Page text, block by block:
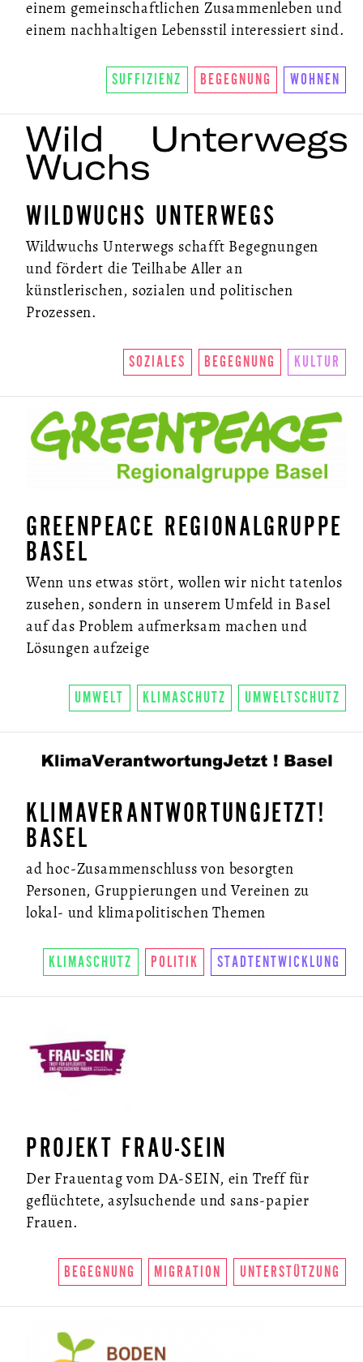
einem gemeinschaftlichen Zusammenleben und
einem nachhaltigen Lebensstil interessiert sind.
SUFFIZIENZ BEGEGNUNG WOHNEN
WILDWUCHS UNTERWEGS
Wildwuchs Unterwegs schafft Begegnungen
und fördert die Teilhabe Aller an
künstlerischen, sozialen und politischen
Prozessen.
SOZIALES BEGEGNUNG KULTUR
GREENPEACE REGIONALGRUPPE
BASEL
Wenn uns etwas stört, wollen wir nicht tatenlos
zusehen, sondern in unserem Umfeld in Basel
auf das Problem aufmerksam machen und
Lösungen aufzeige
UMWELT KLIMASCHUTZ UMWELTSCHUTZ
KLIMAVERANTWORTUNGJETZT!
BASEL
ad hoc-Zusammenschluss von besorgten
Personen, Gruppierungen und Vereinen zu
lokal- und klimapolitischen Themen
KLIMASCHUTZ POLITIK STADTENTWICKLUNG
PROJEKT FRAU-SEIN
Der Frauentag vom DA-SEIN, ein Treff für
geflüchtete, asylsuchende und sans-papier
Frauen.
BEGEGNUNG MIGRATION UNTERSTÜTZUNG